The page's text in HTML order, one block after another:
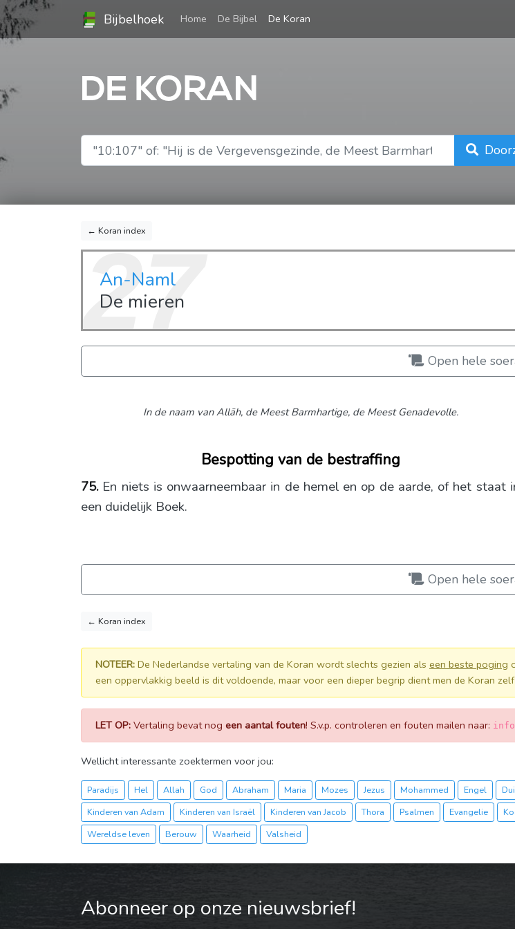
Bijbelhoek Home (current)
De Bijbel De Koran
DE KORAN
← Koran index
27
An-Naml
De mieren
Open hele
In de naam van Allāh, de Meest Barmhartige, de Meest Genadevolle.
Bespotting van de bestraffing
75. En niets is onwaarneembaar in de hemel en op de aarde, of het staat
een duidelijk Boek.
Open hele
← Koran index
NOTEER: De Nederlandse vertaling van de Koran wordt slechts gezien als een beste poging
een oppervlakkig beeld is dit voldoende, maar voor een dieper begrip dient men de Koran
LET OP: Vertaling bevat nog een aantal fouten! S.v.p. controleren en fouten mailen naar:
Wellicht interessante zoektermen voor jou:
Paradijs Hel Allah God Abraham Maria Mozes Jezus Mohammed Engel
Kinderen van Adam
Kinderen van Israël Kinderen van Jacob Thora Psalmen Evangelie
Wereldse leven
Berouw Waarheid Valsheid
Abonneer op onze nieuwsbrief!